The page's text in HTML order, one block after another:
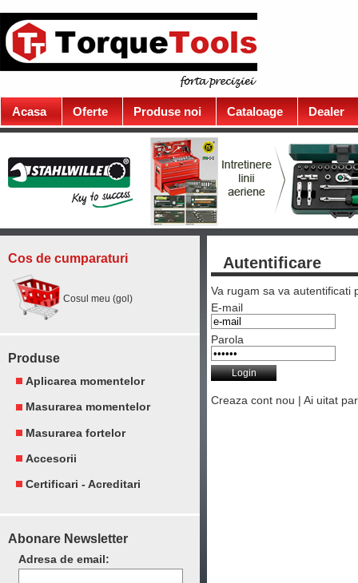
Acasa Oferte Produse noi Cataloage Dealer
Cos de cumparaturi
Cosul meu (gol)
Produse
Aplicarea momentelor
Masurarea momentelor
Masurarea fortelor
Accesorii
Certificari - Acreditari
Abonare Newsletter
Adresa de email:
Autentificare
Va rugam sa va autentificati
E-mail
Parola
Creaza cont nou | Ai uitat